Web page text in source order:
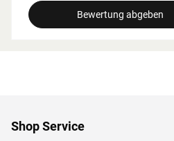
von 10 cm zu Wänden und
werden, um gute Luftzirkulation
Innenmaße: Die Innenmaße
Bewertung abgeben
Shop Service